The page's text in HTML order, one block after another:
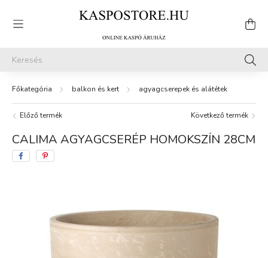
balkon és kert agyagcserepek és alátétek
Előző termék Következő termék
CALIMA AGYAGCSERÉP HOMOKSZÍN 28CM